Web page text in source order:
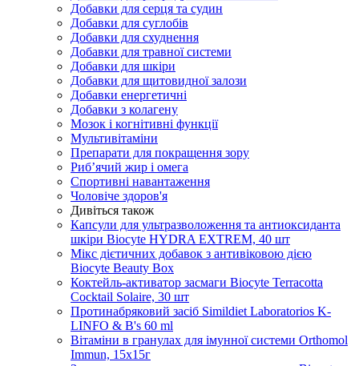
Добавки для серця та судин
Добавки для суглобів
Добавки для схуднення
Добавки для травної системи
Добавки для шкіри
Добавки для щитовидної залози
Добавки енергетичні
Добавки з колагену
Мозок і когнітивні функції
Мультивітаміни
Препарати для покращення зору
Риб’ячий жир і омега
Спортивні навантаження
Чоловіче здоров'я
Дивіться також
Капсули для ультразволоження та антиоксиданта
шкіри Biocyte HYDRA EXTREM, 40 шт
Мікс дієтичних добавок з антивіковою дією
Biocyte Beauty Box
Коктейль-активатор засмаги Biocyte Terracotta
Cocktail Solaire, 30 шт
Протинабряковий засіб Simildiet Laboratorios K-
LINFO & B's 60 ml
Вітаміни в гранулах для імунної системи Orthomol
Immun, 15х15г